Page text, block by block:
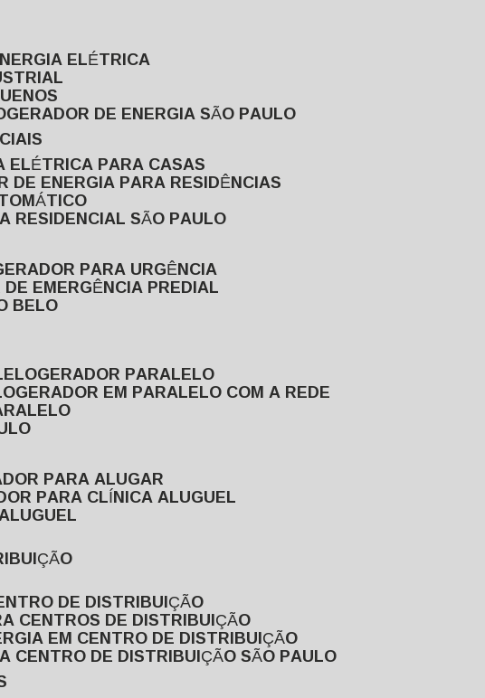
ELÉTRICA
GERADOR DE ENERGIA SÃO PAULO
ELÉTRICA PARA CASAS
DE ENERGIA PARA RESIDÊNCIAS
RESIDENCIAL SÃO PAULO
GERADOR PARA URGÊNCIA
DE EMERGÊNCIA PREDIAL
BELO
GERADOR PARALELO
GERADOR EM PARALELO COM A REDE
PARA ALUGAR
PARA CLÍNICA ALUGUEL
DE DISTRIBUIÇÃO
CENTROS DE DISTRIBUIÇÃO
EM CENTRO DE DISTRIBUIÇÃO
CENTRO DE DISTRIBUIÇÃO SÃO PAULO